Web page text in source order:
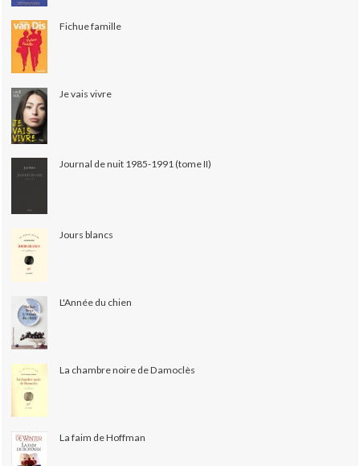
Fichue famille
Je vais vivre
Journal de nuit 1985-1991 (tome II)
Jours blancs
L'Année du chien
La chambre noire de Damoclès
La faim de Hoffman